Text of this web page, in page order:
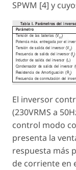
SPWM [4] y
El inversor
(230VRMS a
control modo
presenta la
respuesta más
de corriente en